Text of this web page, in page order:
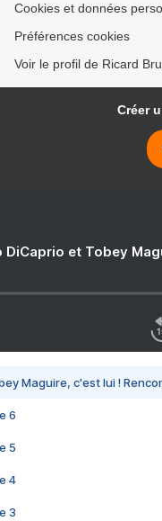
Cookies et données
Préférences cookies
Voir le profil de Ricard
Créer
DiCaprio et Tobey
Maguire, c'est lui !
6
5
4
3